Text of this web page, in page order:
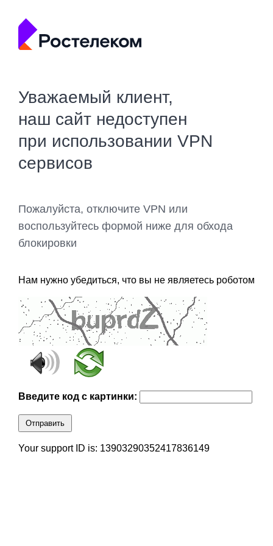
Уважаемый клиент,
наш сайт недоступен
при использовании VPN
сервисов
Пожалуйста, отключите VPN или
воспользуйтесь формой ниже для обхода
блокировки
Нам нужно убедиться, что вы не являетесь роботом
Введите код с картинки:
Отправить
Your support ID is: 13903290352417836149